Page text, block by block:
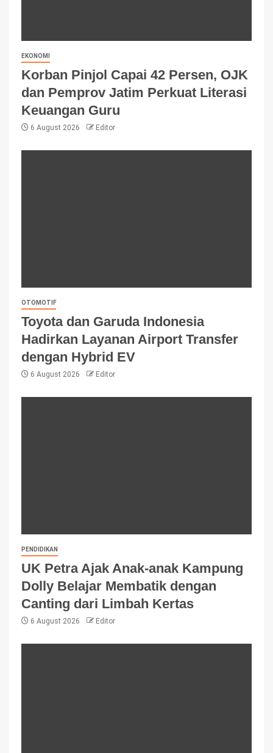
EKONOMI
Korban Pinjol Capai 42 Persen, OJK
dan Pemprov Jatim Perkuat Literasi
Keuangan Guru
6 August 2026 Editor
OTOMOTIF
Toyota dan Garuda Indonesia
Hadirkan Layanan Airport Transfer
dengan Hybrid EV
6 August 2026 Editor
PENDIDIKAN
UK Petra Ajak Anak-anak Kampung
Dolly Belajar Membatik dengan
Canting dari Limbah Kertas
6 August 2026 Editor